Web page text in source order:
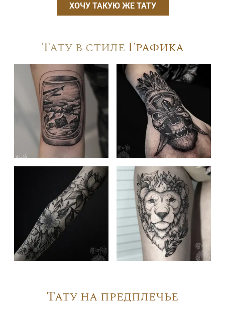
ХОЧУ ТАКУЮ ЖЕ ТАТУ
Тату в стиле Графика
Тату на предплечье